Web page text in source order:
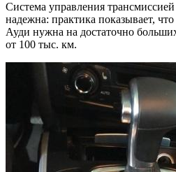
Система управления
надежна: практика показывает,
Ауди нужна на достаточно
от 100 тыс. км.